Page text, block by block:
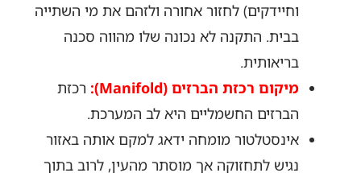
וחיידקים) לחזור אחורה ולזהם את מי השתייה
בבית. התקנה לא נכונה שלו מהווה סכנה
בריאותית.
מיקום רכזת הברזים (Manifold):
רכזת
הברזים החשמליים היא לב המערכת.
אינסטלטור מומחה ידאג למקם אותה באזור
נגיש לתחזוקה אך מוסתר מהעין, לרוב בתוך